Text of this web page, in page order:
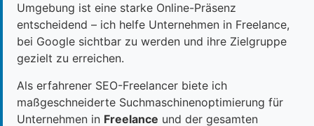
Umgebung ist eine starke Online-Präsenz
entscheidend – ich helfe Unternehmen in Freelance,
bei Google sichtbar zu werden und ihre Zielgruppe
gezielt zu erreichen.
Als erfahrener SEO-Freelancer biete ich
maßgeschneiderte Suchmaschinenoptimierung für
Unternehmen in Freelance und der gesamten